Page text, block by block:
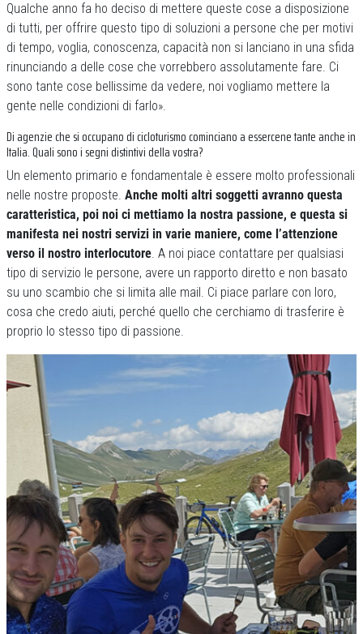
Qualche anno fa ho deciso di mettere queste cose a disposizione
di tutti, per offrire questo tipo di soluzioni a persone che per motivi
di tempo, voglia, conoscenza, capacità non si lanciano in una sfida
rinunciando a delle cose che vorrebbero assolutamente fare. Ci
sono tante cose bellissime da vedere, noi vogliamo mettere la
gente nelle condizioni di farlo».
Di agenzie che si occupano di cicloturismo cominciano a essercene tante anche in
Italia. Quali sono i segni distintivi della vostra?
Un elemento primario e fondamentale è essere molto professionali
nelle nostre proposte. Anche molti altri soggetti avranno questa
caratteristica, poi noi ci mettiamo la nostra passione, e questa si
manifesta nei nostri servizi in varie maniere, come l’attenzione
verso il nostro interlocutore. A noi piace contattare per qualsiasi
tipo di servizio le persone, avere un rapporto diretto e non basato
su uno scambio che si limita alle mail. Ci piace parlare con loro,
cosa che credo aiuti, perché quello che cerchiamo di trasferire è
proprio lo stesso tipo di passione.